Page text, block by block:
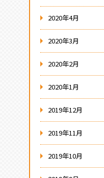
2020年4月
2020年3月
2020年2月
2020年1月
2019年12月
2019年11月
2019年10月